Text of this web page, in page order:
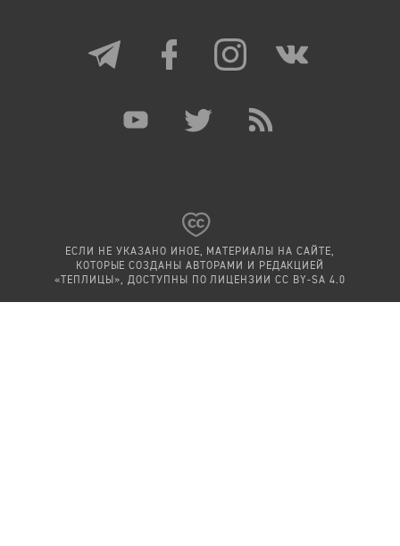
ЕСЛИ НЕ УКАЗАНО ИНОЕ, МАТЕРИАЛЫ НА САЙТЕ,
КОТОРЫЕ СОЗДАНЫ АВТОРАМИ И РЕДАКЦИЕЙ
«ТЕПЛИЦЫ», ДОСТУПНЫ ПО ЛИЦЕНЗИИCC BY-SA 4.0